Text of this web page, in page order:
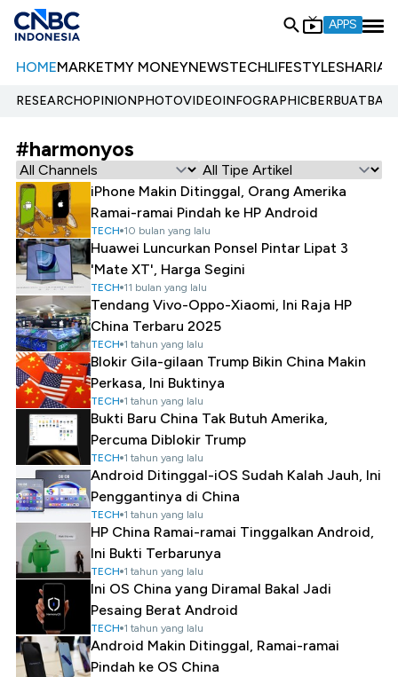
APPS
HOMEMARKETMY MONEYNEWSTECHLIFESTYLESHARIA
RESEARCHOPINIONPHOTOVIDEOINFOGRAPHIC
#harmonyos
iPhone Makin Ditinggal, Orang Amerika
Ramai-ramai Pindah ke HP Android
TECH 10 bulan yang lalu
Huawei Luncurkan Ponsel Pintar Lipat 3
'Mate XT', Harga Segini
TECH 11 bulan yang lalu
Tendang Vivo-Oppo-Xiaomi, Ini Raja HP
China Terbaru 2025
TECH 1 tahun yang lalu
Blokir Gila-gilaan Trump Bikin China Makin
Perkasa, Ini Buktinya
TECH 1 tahun yang lalu
Bukti Baru China Tak Butuh Amerika,
Percuma Diblokir Trump
TECH 1 tahun yang lalu
Android Ditinggal-iOS Sudah Kalah Jauh, Ini
Penggantinya di China
TECH 1 tahun yang lalu
HP China Ramai-ramai Tinggalkan Android,
Ini Bukti Terbarunya
TECH 1 tahun yang lalu
Ini OS China yang Diramal Bakal Jadi
Pesaing Berat Android
TECH 1 tahun yang lalu
Android Makin Ditinggal, Ramai-ramai
Pindah ke OS China